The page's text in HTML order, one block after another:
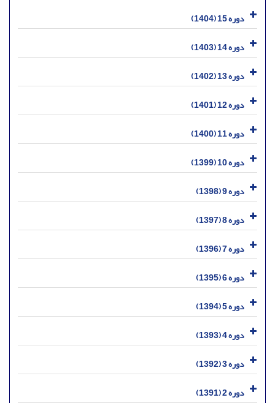
دوره 15 (1404)
دوره 14 (1403)
دوره 13 (1402)
دوره 12 (1401)
دوره 11 (1400)
دوره 10 (1399)
دوره 9 (1398)
دوره 8 (1397)
دوره 7 (1396)
دوره 6 (1395)
دوره 5 (1394)
دوره 4 (1393)
دوره 3 (1392)
دوره 2 (1391)